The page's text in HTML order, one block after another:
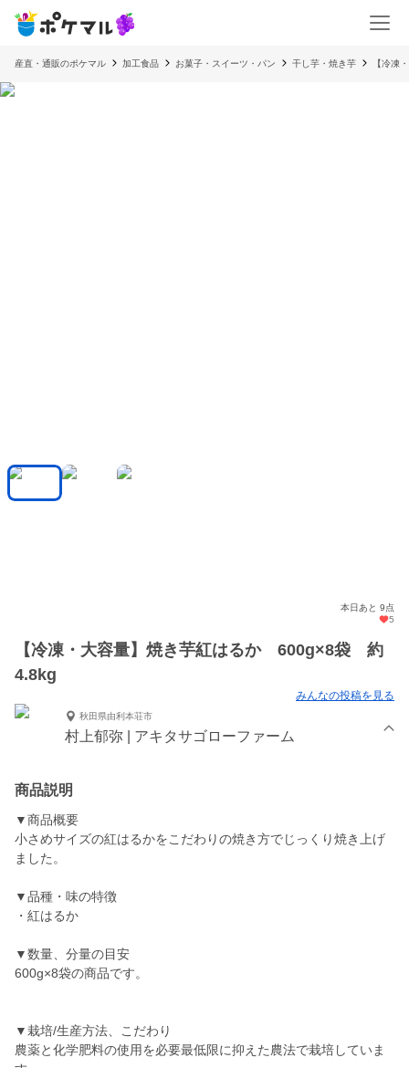
産直・通販のポケマル 加工食品 お菓子・スイーツ・パン 干し芋・焼き芋 【冷凍
本日あと 9点
5
【冷凍・大容量】焼き芋紅はるか 600g×8袋 約
4.8kg
みんなの投稿を見る
秋田県由利本荘市
村上郁弥 | アキタサゴローファーム
商品説明
▼商品概要
小さめサイズの紅はるかをこだわりの焼き方でじっくり焼き上げ
ました。
▼品種・味の特徴
・紅はるか
▼数量、分量の目安
600g×8袋の商品です。
▼栽培/生産方法、こだわり
農薬と化学肥料の使用を必要最低限に抑えた農法で栽培していま